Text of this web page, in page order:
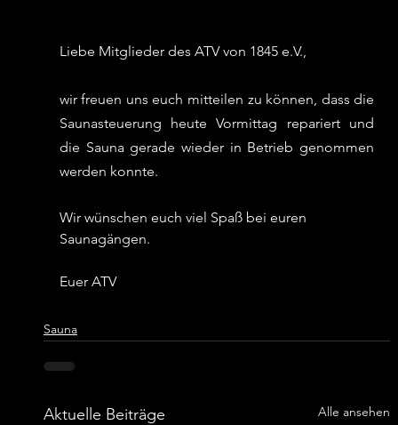
Liebe Mitglieder des ATV von 1845 e.V.,
wir freuen uns euch mitteilen zu können, dass die
Saunasteuerung heute Vormittag repariert und
die Sauna gerade wieder in Betrieb genommen
werden konnte.
Wir wünschen euch viel Spaß bei euren
Saunagängen.
Euer ATV
Sauna
Aktuelle Beiträge Alle ansehen